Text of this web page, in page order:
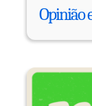
Opinião